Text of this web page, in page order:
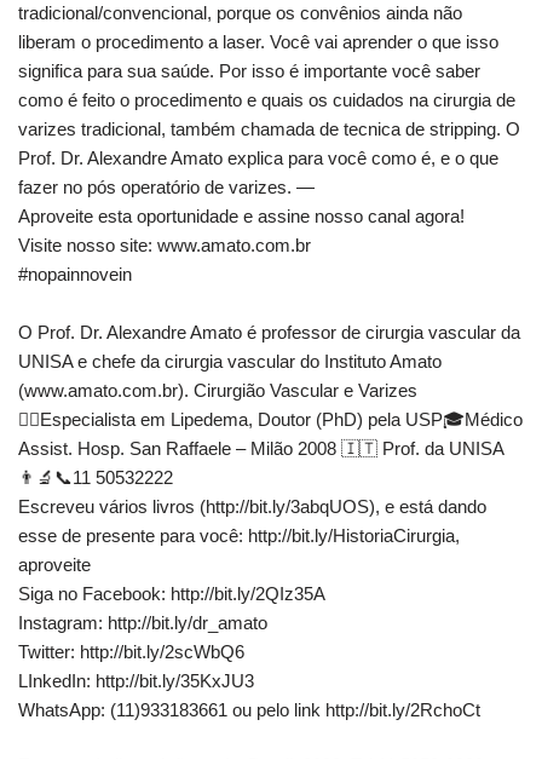
tradicional/convencional, porque os convênios ainda não
liberam o procedimento a laser. Você vai aprender o que isso
significa para sua saúde. Por isso é importante você saber
como é feito o procedimento e quais os cuidados na cirurgia de
varizes tradicional, também chamada de tecnica de stripping. O
Prof. Dr. Alexandre Amato explica para você como é, e o que
fazer no pós operatório de varizes. —
Aproveite esta oportunidade e assine nosso canal agora!
Visite nosso site: www.amato.com.br
#nopainnovein
O Prof. Dr. Alexandre Amato é professor de cirurgia vascular da
UNISA e chefe da cirurgia vascular do Instituto Amato
(www.amato.com.br). Cirurgião Vascular e Varizes
👨‍⚕Especialista em Lipedema, Doutor (PhD) pela USP🎓Médico
Assist. Hosp. San Raffaele – Milão 2008 🇮🇹 Prof. da UNISA
👨‍🔬📞11 50532222
Escreveu vários livros (http://bit.ly/3abqUOS), e está dando
esse de presente para você: http://bit.ly/HistoriaCirurgia,
aproveite
Siga no Facebook: http://bit.ly/2QIz35A
Instagram: http://bit.ly/dr_amato
Twitter: http://bit.ly/2scWbQ6
LInkedIn: http://bit.ly/35KxJU3
WhatsApp: (11)933183661 ou pelo link http://bit.ly/2RchoCt